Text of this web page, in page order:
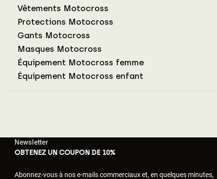
Vêtements Motocross
Protections Motocross
Gants Motocross
Masques Motocross
Équipement Motocross femme
Équipement Motocross enfant
Newsletter
OBTENEZ UN COUPON DE 10%
Abonnez-vous à nos e-mails commerciaux et, en quelques minutes,